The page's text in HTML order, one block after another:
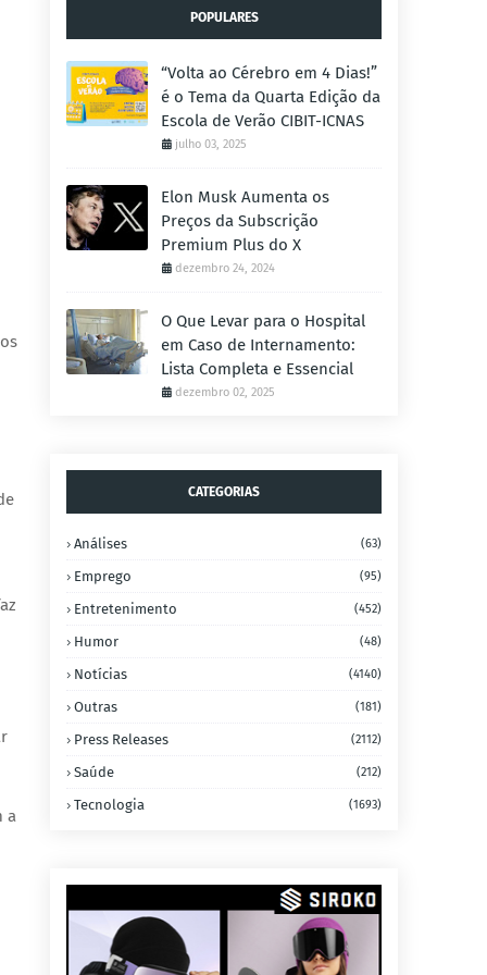
a
POPULARES
“Volta ao Cérebro em 4 Dias!”
é o Tema da Quarta Edição da
Escola de Verão CIBIT-ICNAS
julho 03, 2025
Elon Musk Aumenta os
Preços da Subscrição
Premium Plus do X
dezembro 24, 2024
O Que Levar para o Hospital
em Caso de Internamento:
Lista Completa e Essencial
dezembro 02, 2025
CATEGORIAS
Análises (63)
Emprego (95)
Entretenimento (452)
Humor (48)
Notícias (4140)
Outras (181)
Press Releases (2112)
Saúde (212)
Tecnologia (1693)